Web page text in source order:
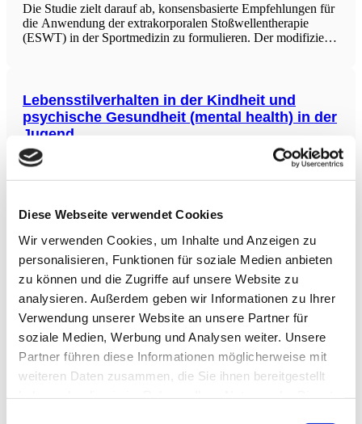
Diese Webseite verwendet Cookies
Wir verwenden Cookies, um Inhalte und Anzeigen zu
personalisieren, Funktionen für soziale Medien anbieten
zu können und die Zugriffe auf unsere Website zu
analysieren. Außerdem geben wir Informationen zu Ihrer
Verwendung unserer Website an unsere Partner für
soziale Medien, Werbung und Analysen weiter. Unsere
Partner führen diese Informationen möglicherweise mit
weiteren Daten zusammen, die Sie ihnen bereitgestellt
Die Studie zielt darauf ab, konsensbasierte Empfehlungen für
die Anwendung der extrakorporalen Stoßwellentherapie
(ESWT) in der Sportmedizin zu formulieren. Der modifizierte
Lebensstilverhalten in der Kindheit und
psychische Gesundheit (mental health) in der
Jugend
Diese prospektive Kohortenstudie aus Finnland nutzte Daten
aus der Physical Activity and Nutrition in Children (PANIC)
untersuchen. Die Forschungsergebnisse zeigten, dass eine
höhere körperliche
Degenerative Meniskusrisse –
Arthroskopische Teilmeniskektomie und
Bewegungstherapie
Die Studie untersuchte 140 Teilnehmer mit einem
degenerativen Meniskusriss und minimalen oder keinen
radiographischen Anzeichen einer Kniearthrose. Die
Teilnehmer wurden zufällig entweder der Gruppe, die einer
arthroskopischen Teilmeniskektomie (APM) unterzogen